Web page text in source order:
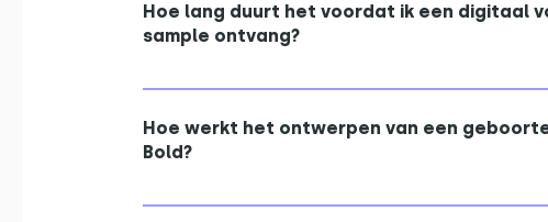
Geen probleem! Dan maken we graag
jullie precies zien welke stijl het beste bij de
Hoe lang duurt het voordat ik een digitaal
sample ontvang?
Een digitaal voorbeeld ontvang je binnen
werkdagen op de post via PostNL.
Hoe werkt het ontwerpen van een
Bold?
In plaats van zelf te puzzelen in een online